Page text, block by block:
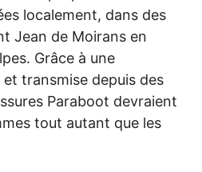
localement, dans des
Jean de Moirans en
Grâce à une
transmise depuis des
Paraboot devraient
tout autant que les